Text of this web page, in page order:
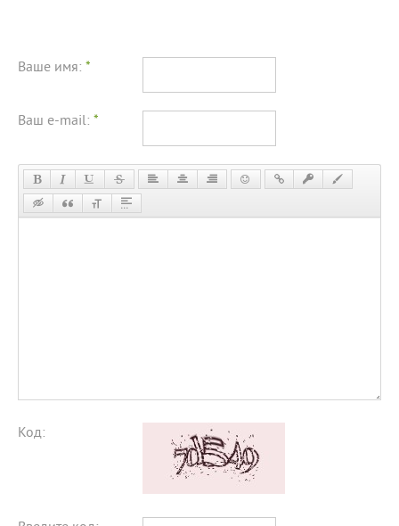
Ваше имя: *
Ваш e-mail: *
Код: